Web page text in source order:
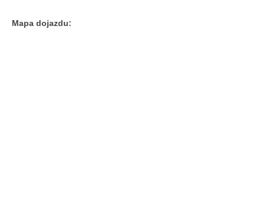
Mapa dojazdu: